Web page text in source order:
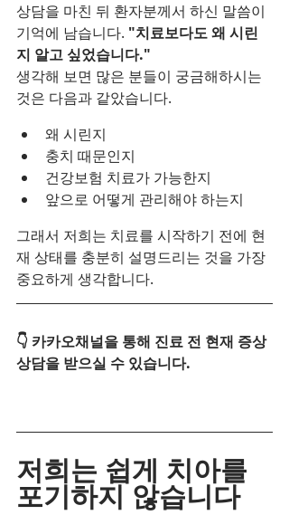
상담을 마친 뒤 환자분께서 하신 말씀이
기억에 남습니다. "치료보다도 왜 시린
지 알고 싶었습니다."
생각해 보면 많은 분들이 궁금해하시는
것은 다음과 같았습니다.
왜 시린지
충치 때문인지
건강보험 치료가 가능한지
앞으로 어떻게 관리해야 하는지
그래서 저희는 치료를 시작하기 전에 현
재 상태를 충분히 설명드리는 것을 가장
중요하게 생각합니다.
👇 카카오채널을 통해 진료 전 현재 증상
상담을 받으실 수 있습니다.
저희는 쉽게 치아를
포기하지 않습니다